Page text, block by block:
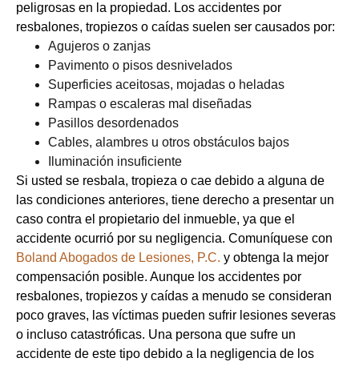
peligrosas en la propiedad. Los accidentes por
resbalones, tropiezos o caídas suelen ser causados por:
Agujeros o zanjas
Pavimento o pisos desnivelados
Superficies aceitosas, mojadas o heladas
Rampas o escaleras mal diseñadas
Pasillos desordenados
Cables, alambres u otros obstáculos bajos
Iluminación insuficiente
Si usted se resbala, tropieza o cae debido a alguna de
las condiciones anteriores, tiene derecho a presentar un
caso contra el propietario del inmueble, ya que el
accidente ocurrió por su negligencia. Comuníquese con
Boland Abogados de Lesiones, P.C. y obtenga la mejor
compensación posible. Aunque los accidentes por
resbalones, tropiezos y caídas a menudo se consideran
poco graves, las víctimas pueden sufrir lesiones severas
o incluso catastróficas. Una persona que sufre un
accidente de este tipo debido a la negligencia de los